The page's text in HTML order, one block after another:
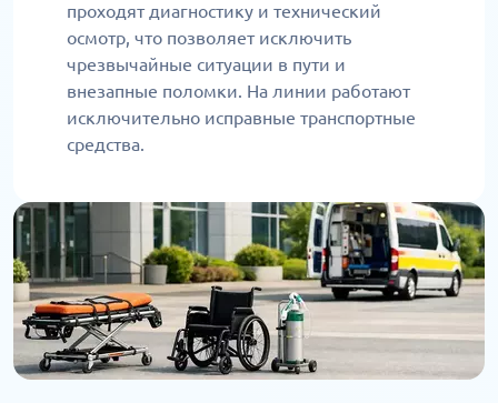
проходят диагностику и технический
осмотр, что позволяет исключить
чрезвычайные ситуации в пути и
внезапные поломки. На линии работают
исключительно исправные транспортные
средства.